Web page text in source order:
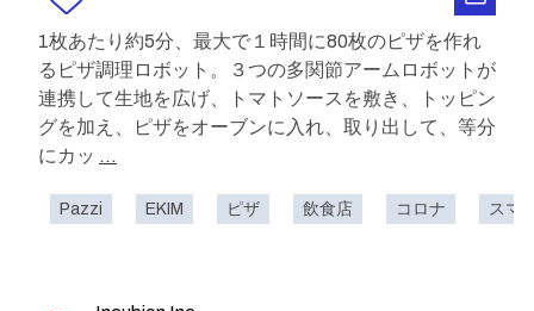
1枚あたり約5分、最大で１時間に80枚のピザを作れ
るピザ調理ロボット。３つの多関節アームロボットが
連携して生地を広げ、トマトソースを敷き、トッピン
グを加え、ピザをオーブンに入れ、取り出して、等分
にカッ ...
Pazzi EKIM ピザ 飲食店 コロナ スマ